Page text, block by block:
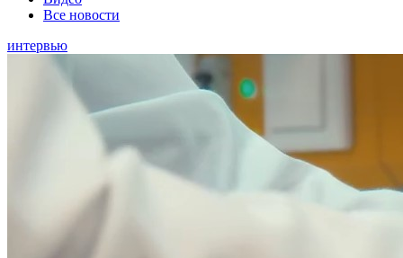
Все новости
интервью